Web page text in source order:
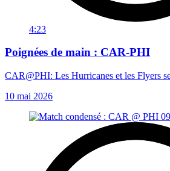
4:23
Poignées de main : CAR-PHI
CAR@PHI: Les Hurricanes et les Flyers
10 mai 2026